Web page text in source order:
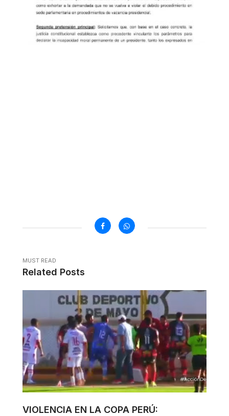
MUST READ
Related Posts
VIOLENCIA EN LA COPA PERÚ: